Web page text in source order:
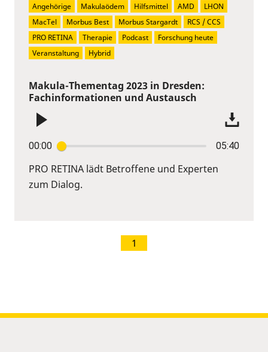
Makula-Thementag 2023 in Dresden:
Fachinformationen und Austausch
00:00 05:40
PRO RETINA lädt Betroffene und Experten
zum Dialog.
Angehörige Makulaödem Hilfsmittel AMD
LHON
MacTel
Morbus Best Morbus Stargardt
RCS / CCS
PRO RETINA
Therapie Podcast
Forschung heute
Veranstaltung
Hybrid
1